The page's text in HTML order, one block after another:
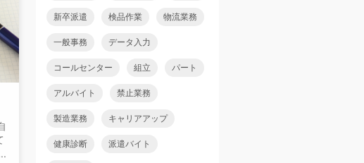
新卒派遣 検品作業 物流業務
一般事務 データ入力
コールセンター 組立 パート
アルバイト 禁止業務
製造業務 キャリアアップ
健康診断 派遣バイト